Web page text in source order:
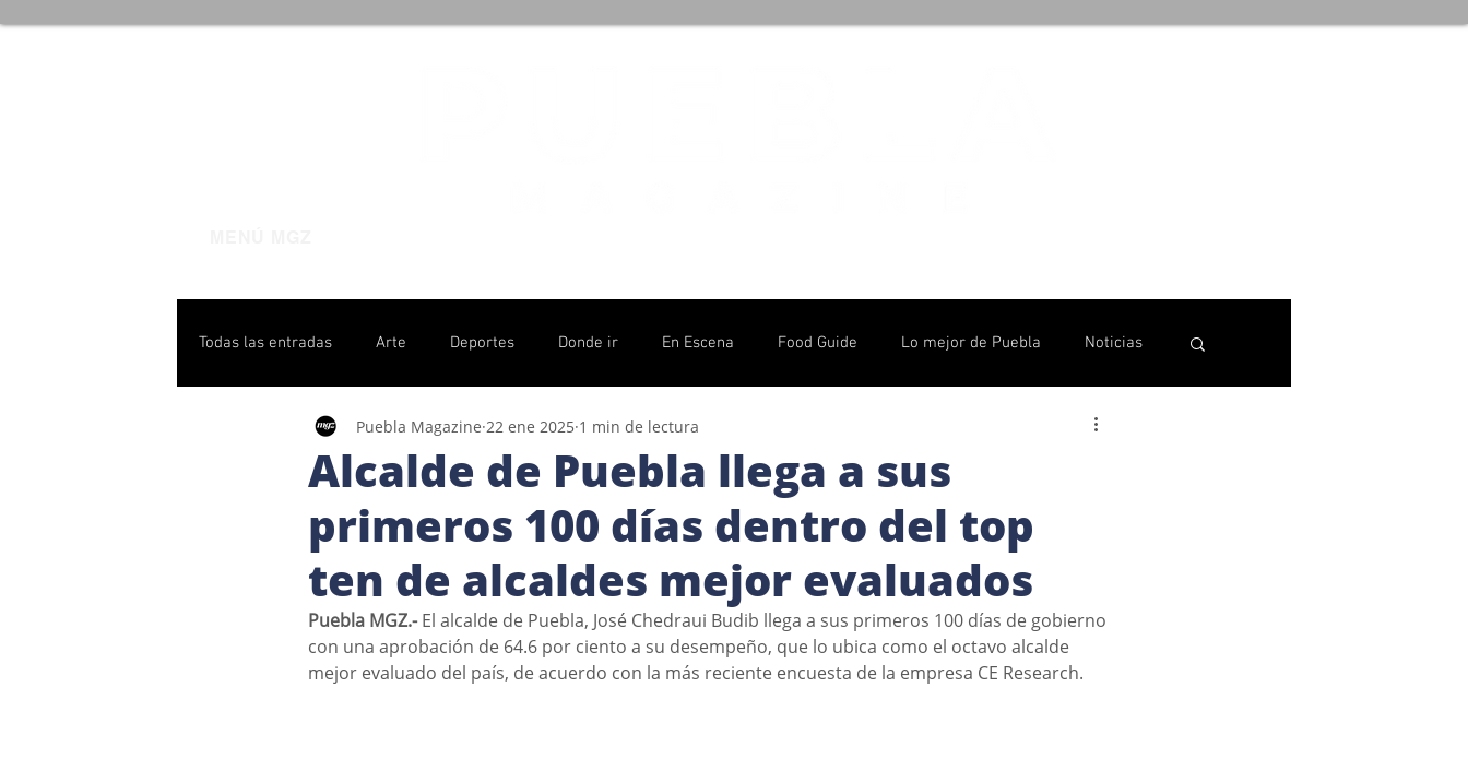
Todas las entradas Arte Deportes Donde ir En Escena Food Guide Lo mejor de Puebla Noticias
Poblanas destacadas Pulso Político
Alcalde de Puebla llega a sus
primeros 100 días dentro del top
ten de alcaldes mejor evaluados
Puebla Magazine 22 ene 2025 1 min de lectura
Puebla MGZ.- El alcalde de Puebla, José Chedraui Budib llega a sus primeros 100 días de gobierno
con una aprobación de 64.6 por ciento a su desempeño, que lo ubica como el octavo alcalde
mejor evaluado del país, de acuerdo con la más reciente encuesta de la empresa CE Research.